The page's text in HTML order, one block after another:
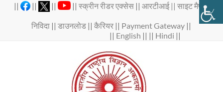
|| || || ||स्क्रीन रीडर एक्सेस ||आरटीआई ||साइट मैप||
निविदा ||डाउनलोड ||कैरियर || Payment Gateway ||
|| English || || Hindi ||